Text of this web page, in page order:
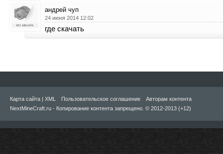
андрей чуп
24 июня 2014 12:02
где скачать
Карта сайта | XML Пользовательское соглашение
Авторам контента
NextMineCraft.ru - Копирование контента запрещено. © 2012-2013 (+12)